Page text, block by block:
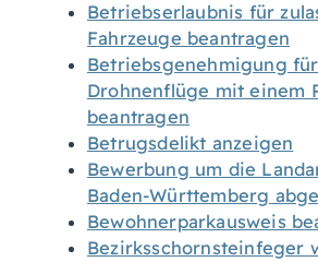
Betriebserlaubnis für
Fahrzeuge beantragen
Betriebsgenehmigung für
Drohnenflüge mit einem
beantragen
Betrugsdelikt anzeigen
Bewerbung um die
Baden-Württemberg
Bewohnerparkausweis
Bezirksschornsteinfeger